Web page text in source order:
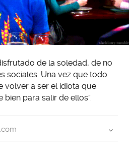
de la soledad, de no
sociales. Una vez que todo
volver a ser el idiota que
para salir de ellos”.